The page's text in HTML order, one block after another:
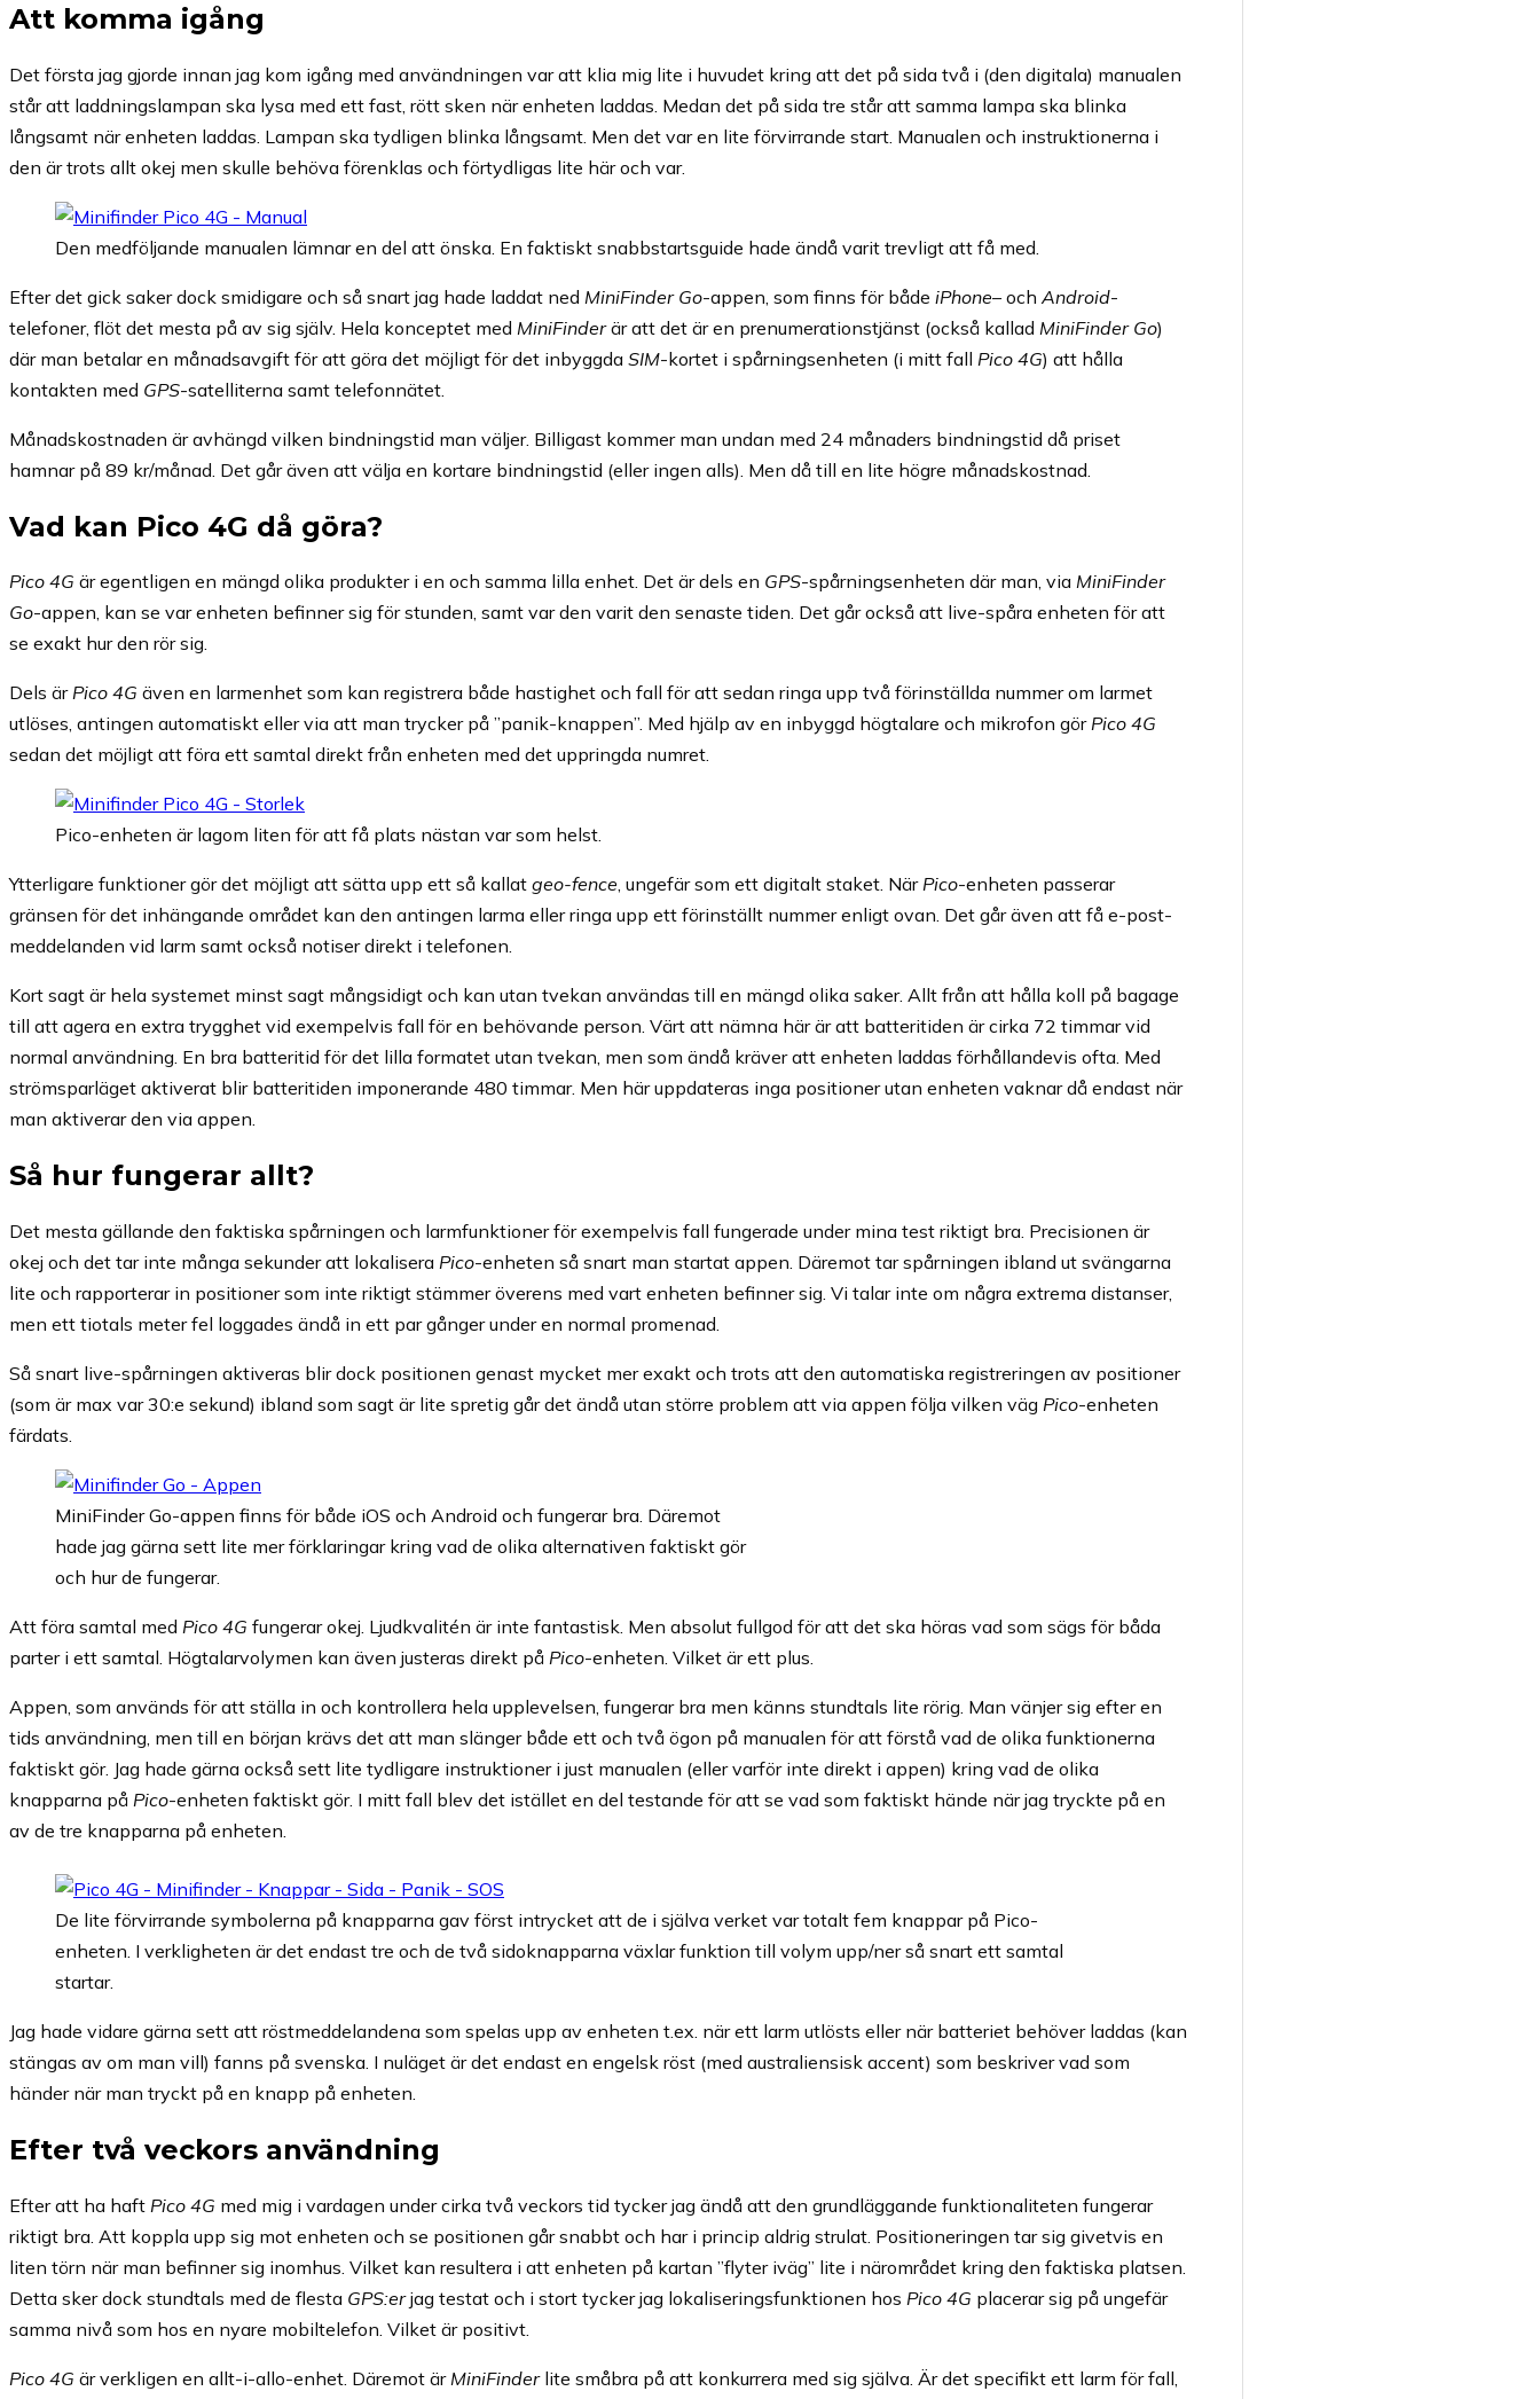
Att komma igång
Det första jag gjorde innan jag kom igång med användningen var att klia mig lite i huvudet kring att det på sida två i (den digitala) manualen
står att laddningslampan ska lysa med ett fast, rött sken när enheten laddas. Medan det på sida tre står att samma lampa ska blinka
långsamt när enheten laddas. Lampan ska tydligen blinka långsamt. Men det var en lite förvirrande start. Manualen och instruktionerna i
den är trots allt okej men skulle behöva förenklas och förtydligas lite här och var.
Den medföljande manualen lämnar en del att önska. En faktiskt snabbstartsguide hade ändå varit trevligt att få med.
Efter det gick saker dock smidigare och så snart jag hade laddat ned MiniFinder Go-appen, som finns för både iPhone– och Android-
telefoner, flöt det mesta på av sig själv. Hela konceptet med MiniFinderär att det är en prenumerationstjänst (också kallad MiniFinder Go)
där man betalar en månadsavgift för att göra det möjligt för det inbyggda SIM-kortet i spårningsenheten (i mitt fall Pico 4G) att hålla
kontakten med GPS-satelliterna samt telefonnätet.
Månadskostnaden är avhängd vilken bindningstid man väljer. Billigast kommer man undan med 24 månaders bindningstid då priset
hamnar på 89 kr/månad. Det går även att välja en kortare bindningstid (eller ingen alls). Men då till en lite högre månadskostnad.
Vad kan Pico 4G då göra?
Pico 4G är egentligen en mängd olika produkter i en och samma lilla enhet. Det är dels en GPS-spårningsenheten där man, via MiniFinder
Go-appen, kan se var enheten befinner sig för stunden, samt var den varit den senaste tiden. Det går också att live-spåra enheten för att
se exakt hur den rör sig.
Dels ärPico 4G även en larmenhet som kan registrera både hastighet och fall för att sedan ringa upp två förinställda nummer om larmet
utlöses, antingen automatiskt eller via att man trycker på ”panik-knappen”. Med hjälp av en inbyggd högtalare och mikrofon görPico 4G
sedan det möjligt att föra ett samtal direkt från enheten med det uppringda numret.
Pico-enheten är lagom liten för att få plats nästan var som helst.
Ytterligare funktioner gör det möjligt att sätta upp ett så kallat geo-fence, ungefär som ett digitalt staket. NärPico-enheten passerar
gränsen för det inhängande området kan den antingen larma eller ringa upp ett förinställt nummer enligt ovan. Det går även att få e-post-
meddelanden vid larm samt också notiser direkt i telefonen.
Kort sagt är hela systemet minst sagt mångsidigt och kan utan tvekan användas till en mängd olika saker. Allt från att hålla koll på bagage
till att agera en extra trygghet vid exempelvis fall för en behövande person. Värt att nämna här är att batteritiden är cirka 72 timmar vid
normal användning. En bra batteritid för det lilla formatet utan tvekan, men som ändå kräver att enheten laddas förhållandevis ofta. Med
strömsparläget aktiverat blir batteritiden imponerande 480 timmar. Men här uppdateras inga positioner utan enheten vaknar då endast när
man aktiverar den via appen.
Så hur fungerar allt?
Det mesta gällande den faktiska spårningen och larmfunktioner för exempelvis fall fungerade under mina test riktigt bra. Precisionen är
okej och det tar inte många sekunder att lokalisera Pico-enheten så snart man startat appen. Däremot tar spårningen ibland ut svängarna
lite och rapporterar in positioner som inte riktigt stämmer överens med vart enheten befinner sig. Vi talar inte om några extrema distanser,
men ett tiotals meter fel loggades ändå in ett par gånger under en normal promenad.
Så snart live-spårningen aktiveras blir dock positionen genast mycket mer exakt och trots att den automatiska registreringen av positioner
(som är max var 30:e sekund) ibland som sagt är lite spretig går det ändå utan större problem att via appen följa vilken väg Pico-enheten
färdats.
MiniFinder Go-appen finns för både iOS och Android och fungerar bra. Däremot
hade jag gärna sett lite mer förklaringar kring vad de olika alternativen faktiskt gör
och hur de fungerar.
Att föra samtal med Pico 4G fungerar okej. Ljudkvalitén är inte fantastisk. Men absolut fullgod för att det ska höras vad som sägs för båda
parter i ett samtal. Högtalarvolymen kan även justeras direkt på Pico-enheten. Vilket är ett plus.
Appen, som används för att ställa in och kontrollera hela upplevelsen, fungerar bra men känns stundtals lite rörig. Man vänjer sig efter en
tids användning, men till en början krävs det att man slänger både ett och två ögon på manualen för att förstå vad de olika funktionerna
faktiskt gör. Jag hade gärna också sett lite tydligare instruktioner i just manualen (eller varför inte direkt i appen) kring vad de olika
knapparna på Pico-enheten faktiskt gör. I mitt fall blev det istället en del testande för att se vad som faktiskt hände när jag tryckte på en
av de tre knapparna på enheten.
De lite förvirrande symbolerna på knapparna gav först intrycket att de i själva verket var totalt fem knappar på Pico-
enheten. I verkligheten är det endast tre och de två sidoknapparna växlar funktion till volym upp/ner så snart ett samtal
startar.
Jag hade vidare gärna sett att röstmeddelandena som spelas upp av enheten t.ex. när ett larm utlösts eller när batteriet behöver laddas (kan
stängas av om man vill) fanns på svenska. I nuläget är det endast en engelsk röst (med australiensisk accent) som beskriver vad som
händer när man tryckt på en knapp på enheten.
Efter två veckors användning
Efter att ha haft Pico 4G med mig i vardagen under cirka två veckors tid tycker jag ändå att den grundläggande funktionaliteten fungerar
riktigt bra. Att koppla upp sig mot enheten och se positionen går snabbt och har i princip aldrig strulat. Positioneringen tar sig givetvis en
liten törn när man befinner sig inomhus. Vilket kan resultera i att enheten på kartan ”flyter iväg” lite i närområdet kring den faktiska platsen.
Detta sker dock stundtals med de flesta GPS:erjag testat och i stort tycker jag lokaliseringsfunktionen hos Pico 4G placerar sig på ungefär
samma nivå som hos en nyare mobiltelefon. Vilket är positivt.
Pico 4G är verkligen en allt-i-allo-enhet. Däremot ärMiniFinderlite småbra på att konkurrera med sig själva. Är det specifikt ett larm för fall,